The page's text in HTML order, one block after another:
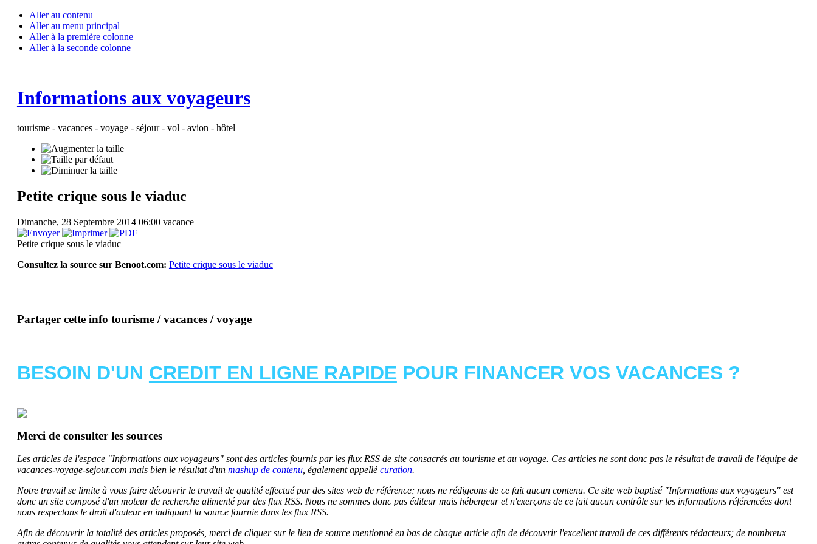
Aller au contenu
Aller au menu principal
Aller à la première colonne
Aller à la seconde colonne
Informations aux voyageurs
tourisme - vacances - voyage - séjour - vol - avion - hôtel
Petite crique sous le viaduc
Dimanche, 28 Septembre 2014 06:00 vacance
Petite crique sous le viaduc
Consultez la source sur Benoot.com: Petite crique sous le viaduc
Partager cette info tourisme / vacances / voyage
BESOIN D'UN CREDIT EN LIGNE RAPIDE POUR FINANCER VOS VACANCES ?
Merci de consulter les sources
Les articles de l'espace "Informations aux voyageurs" sont des articles fournis par les flux RSS de site consacrés au tourisme et au voyage. Ces articles ne sont donc pas le résultat de travail de l'équipe de
vacances-voyage-sejour.com mais bien le résultat d'un mashup de contenu, également appellécuration.
Notre travail se limite à vous faire découvrir le travail de qualité effectué par des sites web de référence; nous ne rédigeons de ce fait aucun contenu. Ce site web baptisé "Informations aux voyageurs" est
donc un site composé d'un moteur de recherche alimenté par des flux RSS. Nous ne sommes donc pas éditeur mais hébergeur et n'exerçons de ce fait aucun contrôle sur les informations référencées dont
nous respectons le droit d'auteur en indiquant la source fournie dans les flux RSS.
Afin de découvrir la totalité des articles proposés, merci de cliquer sur le lien de source mentionné en bas de chaque article afin de découvrir l'excellent travail de ces différents rédacteurs; de nombreux